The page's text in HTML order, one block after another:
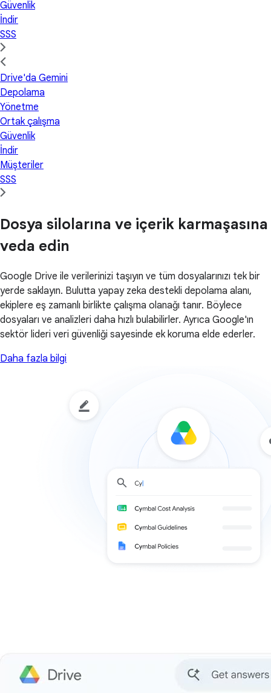
Güvenlik
İndir
SSS
Drive'da Gemini
Depolama
Yönetme
Ortak çalışma
Güvenlik
İndir
Müşteriler
SSS
Dosya silolarına ve içerik karmaşasına
veda edin
Google Drive ile verilerinizi taşıyın ve tüm dosyalarınızı tek bir
yerde saklayın. Bulutta yapay zeka destekli depolama alanı,
ekiplere eş zamanlı birlikte çalışma olanağı tanır. Böylece
dosyaları ve analizleri daha hızlı bulabilirler. Ayrıca Google'ın
sektör lideri veri güvenliği sayesinde ek koruma elde ederler.
Daha fazla bilgi